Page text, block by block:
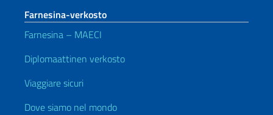
Farnesina-verkosto
Farnesina – MAECI
Diplomaattinen verkosto
Viaggiare sicuri
Dove siamo nel mondo